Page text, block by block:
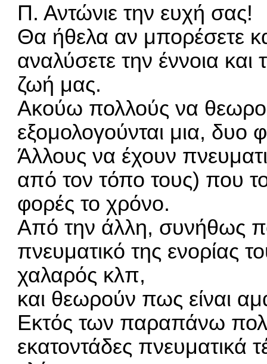
Π. Αντώνιε την ευχή σας!
Θα ήθελα αν μπορέσετε
αναλύσετε την έννοια
ζωή μας.
Ακούω πολλούς να
εξομολογούνται μια, δυο
Άλλους να έχουν
από τον τόπο τους) που
φορές το χρόνο.
Από την άλλη, συνήθως
πνευματικό της ενορίας
χαλαρός κλπ,
και θεωρούν πως είναι
Εκτός των παραπάνω
εκατοντάδες πνευματικά